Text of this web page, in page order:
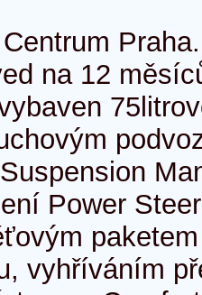
na 12
Power
vyhříváním